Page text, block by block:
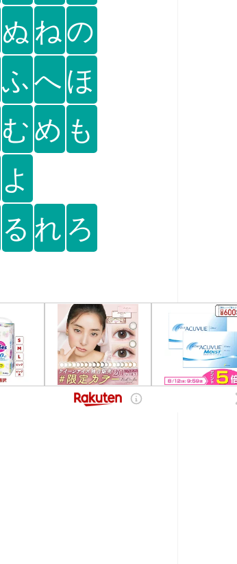
ぬ ねの
ふへほ
むめ も
よ
る れ ろ